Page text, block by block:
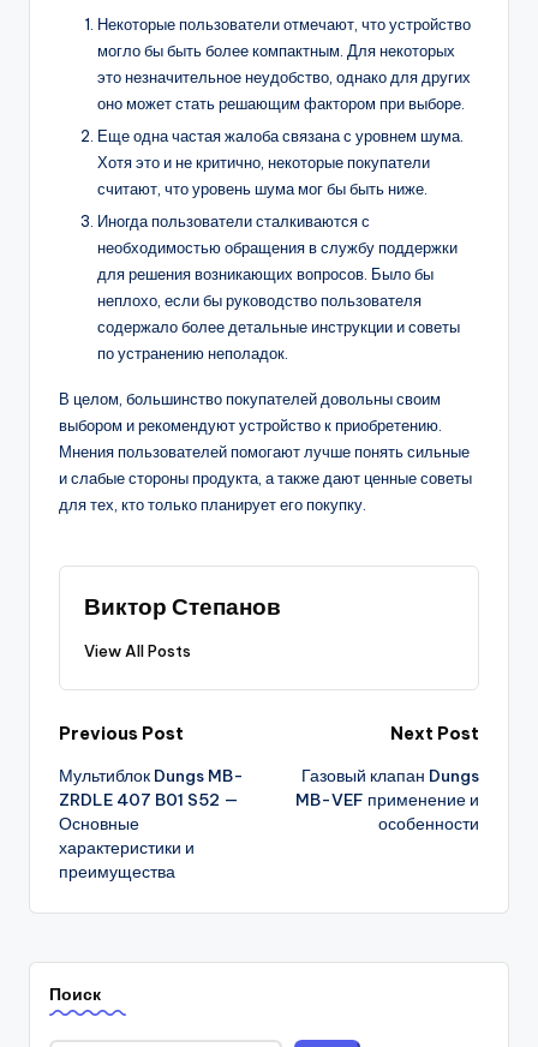
Некоторые пользователи отмечают, что устройство
могло бы быть более компактным. Для некоторых
это незначительное неудобство, однако для других
оно может стать решающим фактором при выборе.
Еще одна частая жалоба связана с уровнем шума.
Хотя это и не критично, некоторые покупатели
считают, что уровень шума мог бы быть ниже.
Иногда пользователи сталкиваются с
необходимостью обращения в службу поддержки
для решения возникающих вопросов. Было бы
неплохо, если бы руководство пользователя
содержало более детальные инструкции и советы
по устранению неполадок.
В целом, большинство покупателей довольны своим
выбором и рекомендуют устройство к приобретению.
Мнения пользователей помогают лучше понять сильные
и слабые стороны продукта, а также дают ценные советы
для тех, кто только планирует его покупку.
Виктор Степанов
View All Posts
Post
navigation
Previous Post
Мультиблок Dungs MB-
ZRDLE 407 B01 S52 —
Основные
характеристики и
преимущества
Next Post
Газовый клапан Dungs
MB-VEF применение и
особенности
Поиск